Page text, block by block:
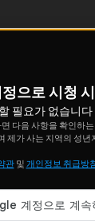
으로 시청
필요가 없습니다
다음 사항을 확인하
제가 사는 지역의 성년
관및 개인정보 취급방